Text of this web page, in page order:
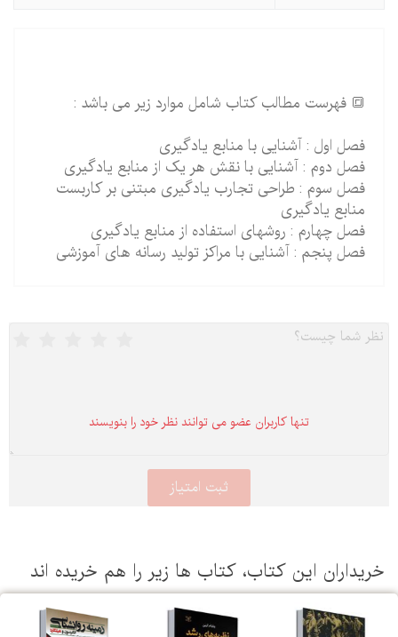
🔳 فهرست مطالب کتاب شامل موارد زیر می باشد :
فصل اول : آشنایی با منابع یادگیری
فصل دوم : آشنایی با نقش هر یک از منابع یادگیری
فصل سوم : طراحی تجارب یادگیری مبتنی بر کاربست
منابع یادگیری
فصل چهارم : روشهای استفاده از منابع یادگیری
فصل پنجم : آشنایی با مراکز تولید رسانه های آموزشی
تنها كاربران عضو می توانند نظر خود را بنویسند
این كتاب، كتاب ها زیر را هم خریده اند